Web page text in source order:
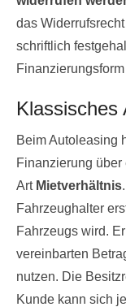
das
schriftlich
Klassisches
Beim Autoleasing
Finanzierung
Art Mietverhältnis
Fahrzeughalter
Fahrzeugs wird.
vereinbarten
nutzen. Die
Kunde kann sich